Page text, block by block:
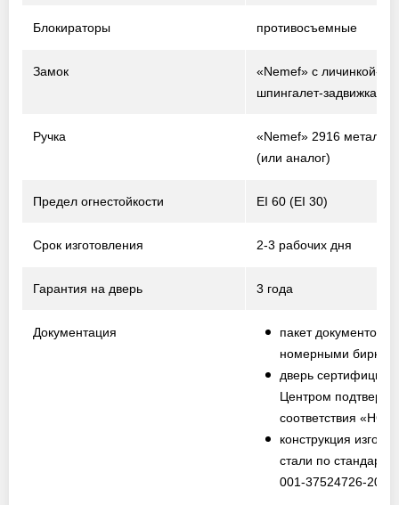
Блокираторы противосъемные
Замок
«Nemef» с личинкой-
шпингалет-задвижка
Ручка
«Nemef» 2916 металл /
(или аналог)
Предел огнестойкости EI 60 (EI 30)
Срок изготовления 2-3 рабочих дня
Гарантия на дверь 3 года
Документация
пакет документов с
номерными
дверь
Центром
соответствия
конструкция
стали по
001-37524726-2012